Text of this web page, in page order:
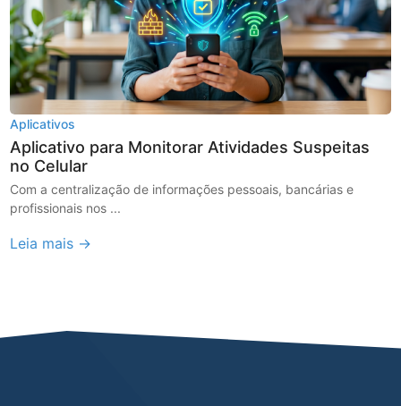
Aplicativos
Aplicativo para Monitorar Atividades Suspeitas
no Celular
Com a centralização de informações pessoais, bancárias e
profissionais nos ...
Leia mais →